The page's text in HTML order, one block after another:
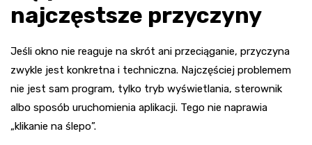
najczęstsze przyczyny
Jeśli okno nie reaguje na skrót ani przeciąganie, przyczyna
zwykle jest konkretna i techniczna. Najczęściej problemem
nie jest sam program, tylko tryb wyświetlania, sterownik
albo sposób uruchomienia aplikacji. Tego nie naprawia
„klikanie na ślepo”.